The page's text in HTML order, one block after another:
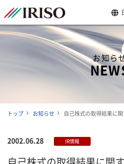
お知ら
トップ お知らせ 自己株式の取得結果に
2002.06.28 IR情報